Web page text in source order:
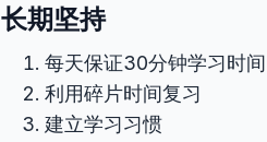
长期坚持
每天保证30分钟学习时间
利用碎片时间复习
建立学习习惯